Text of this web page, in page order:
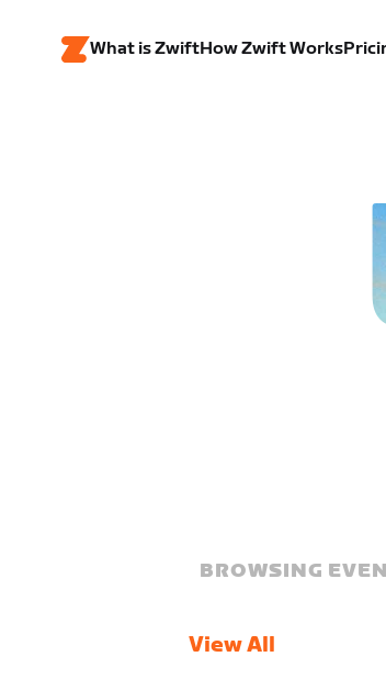
What is ZwiftHow Zwift Works
BROWSING
View All